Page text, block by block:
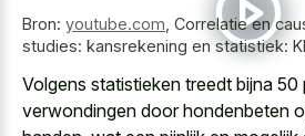
Bron: youtube.com Correlatie en
studies: kansrekening en statistiek:
Volgens statistieken treedt bijna
verwondingen door hondenbeten